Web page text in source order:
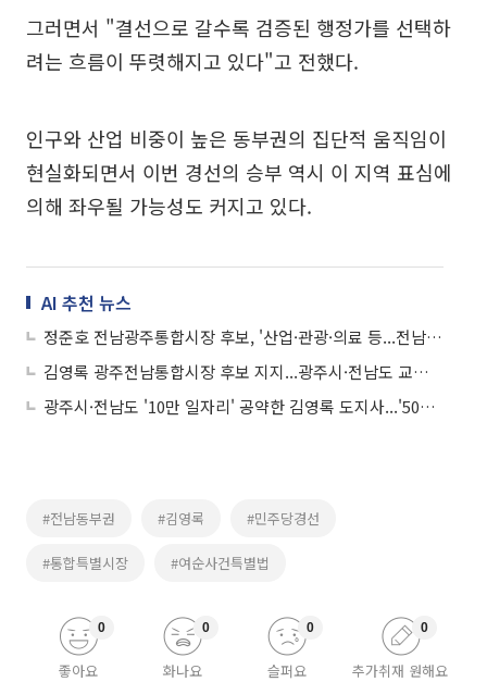
그러면서 "결선으로 갈수록 검증된 행정가를 선택하
려는 흐름이 뚜렷해지고 있다"고 전했다.
인구와 산업 비중이 높은 동부권의 집단적 움직임이
현실화되면서 이번 경선의 승부 역시 이 지역 표심에
의해 좌우될 가능성도 커지고 있다.
AI 추천 뉴스
정준호 전남광주통합시장 후보, '산업·관광·의료 등...전남 동부권 맞춤' 공약
김영록 광주전남통합시장 후보 지지...광주시·전남도 교수·연구자 1071명
광주시·전남도 '10만 일자리' 공약한 김영록 도지사...'500조 반도체' 승부수
#전남동부권 #김영록 #민주당경선
#통합특별시장 #여순사건특별법
좋아요
0
화나요
0
슬퍼요
0
추가취재 원해요
0